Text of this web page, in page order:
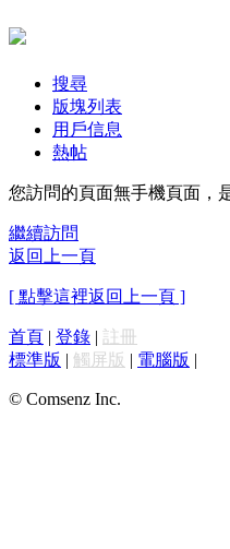
搜尋
版塊列表
用戶信息
熱帖
您訪問的頁面無手機頁面，
繼續訪問
返回上一頁
[ 點擊這裡返回上一頁 ]
首頁 | 登錄 | 註冊
標準版 | 觸屏版 | 電腦版 |
© Comsenz Inc.